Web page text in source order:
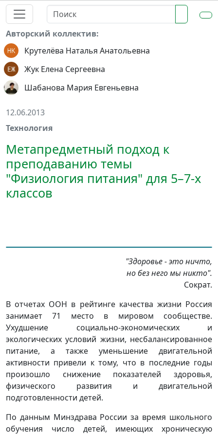
Авторский коллектив:
Крутелёва Наталья Анатольевна
Жук Елена Сергеевна
Шабанова Мария Евгеньевна
12.06.2013
Технология
Метапредметный подход к
преподаванию темы
"Физиология питания" для 5–7-х
классов
"Здоровье - это ничто,
но без него мы никто".
Сократ.
В отчетах ООН в рейтинге качества жизни Россия
занимает 71 место в мировом сообществе.
Ухудшение социально-экономических и
экологических условий жизни, несбалансированное
питание, а также уменьшение двигательной
активности привели к тому, что в последние годы
произошло снижение показателей здоровья,
физического развития и двигательной
подготовленности детей.
По данным Минздрава России за время школьного
обучения число детей, имеющих хроническую